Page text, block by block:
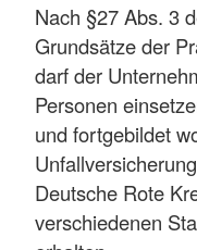
Nach §27 Abs. 3
Grundsätze der
darf der
Personen
und fortgebildet
Deutsche Rote
verschiedenen